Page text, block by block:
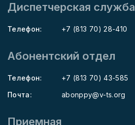
Диспетчерская служба
Телефон: +7 (813 70) 28-410
Абонентский отдел
Телефон:
+7 (813 70) 43-585
Почта:
abonppy@v-ts.org
Приемная